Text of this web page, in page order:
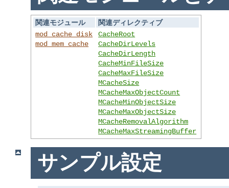
関連モジュール
関連ディレクティブ
mod_cache_disk
mod_mem_cache
CacheRoot
CacheDirLevels
CacheDirLength
CacheMinFileSize
CacheMaxFileSize
MCacheSize
MCacheMaxObjectCount
MCacheMinObjectSize
MCacheMaxObjectSize
MCacheRemovalAlgorithm
MCacheMaxStreamingBuffer
サンプル設定